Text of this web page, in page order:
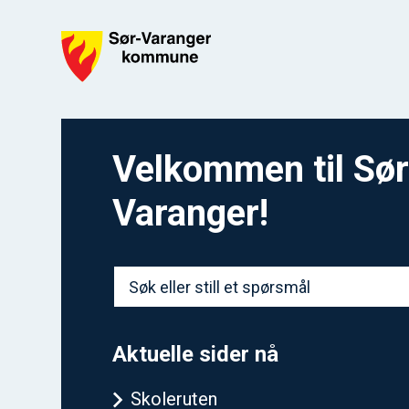
Velkommen til
Varanger!
Aktuelle sider nå
Skoleruten